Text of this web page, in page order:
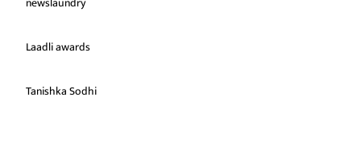
Laadli awards
Tanishka Sodhi